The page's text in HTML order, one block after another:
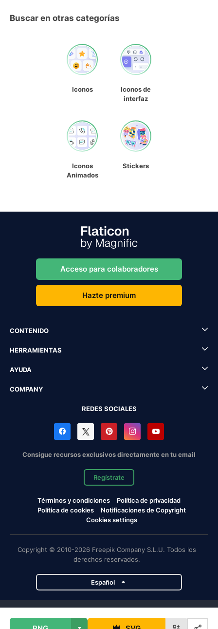
Buscar en otras categorías
Iconos
Iconos de
interfaz
Iconos
Animados
Stickers
Acceso para colaboradores
Hazte premium
CONTENIDO
HERRAMIENTAS
AYUDA
COMPANY
REDES SOCIALES
Consigue recursos exclusivos directamente en tu email
Regístrate
Términos y condiciones
Política de privacidad
Política de cookies
Notificaciones de Copyright
Cookies settings
Copyright © 2010-2026 Freepik Company S.L.U. Todos los
derechos reservados.
Español